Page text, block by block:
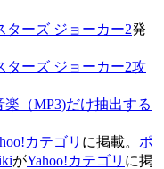
ターズ ジョーカー2発
ターズ ジョーカー2攻
楽（MP3)だけ抽出する
カテゴリ に掲載。 ポ
がYahoo!カテゴリ に掲